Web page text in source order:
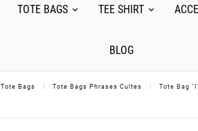
TOTE BAGS TEE SHIRT
BLOG
Tote Bags Tote Bags Phrases Cultes Tote Bag